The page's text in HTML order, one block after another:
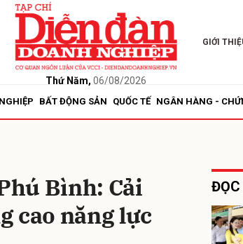
Thứ Năm, 06/08/2026
GIỚI
BẤT ĐỘNG SẢN QUỐC TẾ NGÂN HÀNG -
Bình: Cải
cao năng lực
ĐỌC